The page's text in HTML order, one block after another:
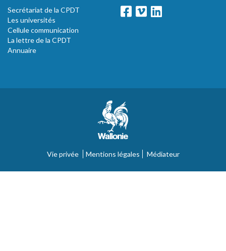
Secrétariat de la CPDT
Les universités
Cellule communication
La lettre de la CPDT
Annuaire
Vie privée Mentions légales Médiateur